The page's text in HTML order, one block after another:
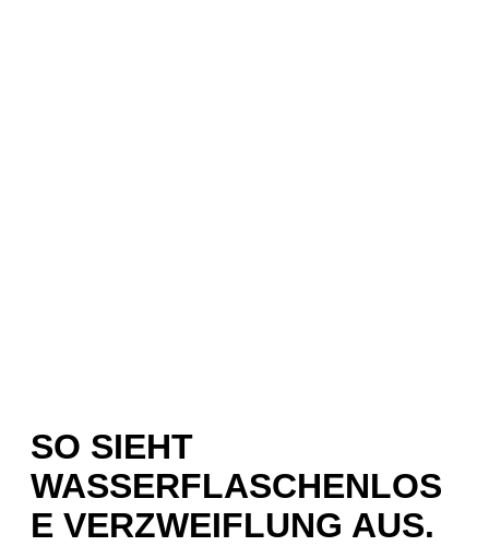
SO SIEHT
WASSERFLASCHENLOS
E VERZWEIFLUNG AUS.